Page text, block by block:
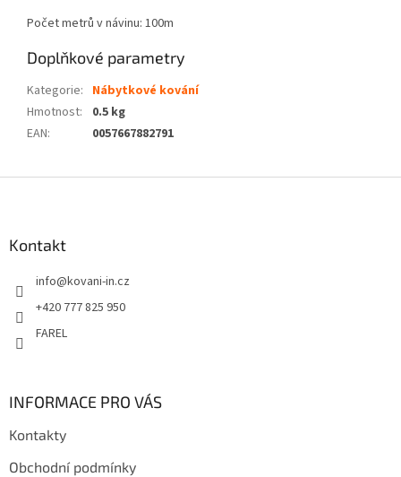
Počet metrů v návinu: 100m
Doplňkové parametry
Kategorie: Nábytkové kování
Hmotnost:
0.5 kg
EAN: 0057667882791
Kontakt
info@kovani-in.cz
+420 777 825 950
FAREL
INFORMACE PRO VÁS
Kontakty
Obchodní podmínky